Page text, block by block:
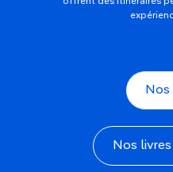
Nos
Nos